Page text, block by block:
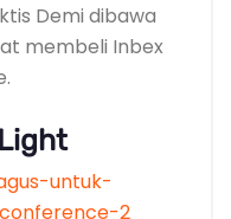
Demi dibawa
membeli Inbex